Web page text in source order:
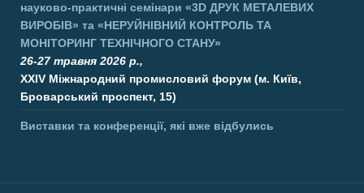
науково-практичні семінари «3D ДРУК МЕТАЛЕВИХ
ВИРОБІВ» та «НЕРУЙНІВНИЙ КОНТРОЛЬ ТА
МОНІТОРИНГ ТЕХНІЧНОГО СТАНУ»
26-27 травня 2026 р.,
XXIV Міжнародний промисловий форум (м. Київ,
Броварський проспект, 15)
Виставки та конференції, які вже відбулись